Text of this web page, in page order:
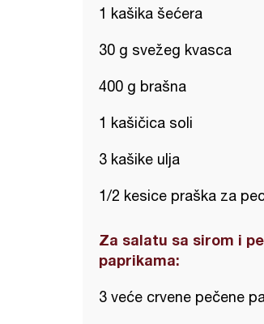
1 kašika šećera
30 g svežeg kvasca
400 g brašna
1 kašičica soli
3 kašike ulja
1/2 kesice praška za
Za salatu sa sirom i
paprikama:
3 veće crvene pečene